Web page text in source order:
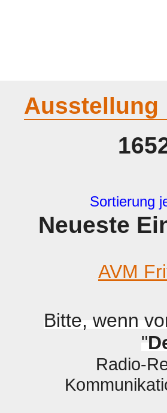
Ausstellung
Sortierung
Neueste
AVM
Bitte, wenn
"
Radio-